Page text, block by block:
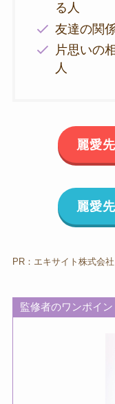
る人
友達の関
片思いの
人
麗愛
麗愛
PR：エキサイト株式会社
監修者のワンポイ